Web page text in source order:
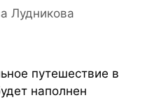
Лудникова
путешествие в
наполнен